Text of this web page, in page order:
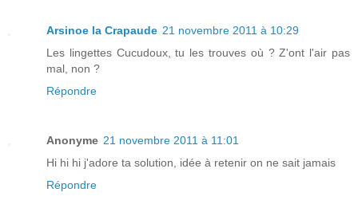
Arsinoe la Crapaude 21 novembre 2011 à 10:29
Les lingettes Cucudoux, tu les trouves où ? Z'ont l'air pas
mal, non ?
Répondre
Anonyme 21 novembre 2011 à 11:01
Hi hi hi j'adore ta solution, idée à retenir on ne sait jamais
Répondre